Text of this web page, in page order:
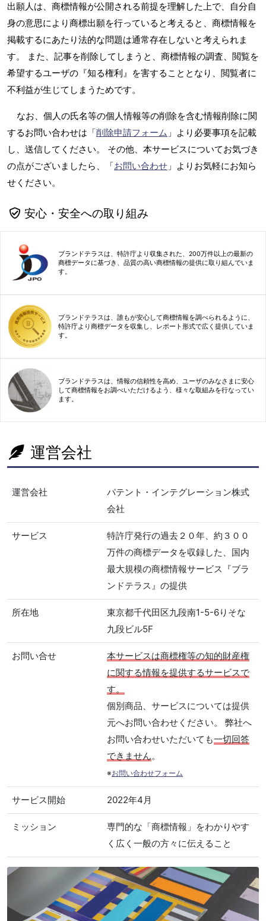
出願人は、商標情報が公開される前提を理解した上で、自分自
身の意思により商標出願を行っていると考えると、商標情報を
掲載するにあたり法的な問題は通常存在しないと考えられま
す。 また、記事を削除してしまうと、商標情報の調査、閲覧を
希望するユーザの『知る権利』を害することとなり、閲覧者に
不利益が生じてしまうためです。
なお、個人の氏名等の個人情報等の削除を含む情報削除に関
するお問い合わせは「削除申請フォーム 」より必要事項を記載
し、送信してください。 その他、本サービスについてお気づき
の点がございましたら、「お問い合わせ 」よりお気軽にお知ら
せください。
安心・安全への取り組み
ブランドテラスは、特許庁より収集された、200万件以上の最新の
商標データに基づき、品質の高い商標情報の提供に取り組んでいま
す。
ブランドテラスは、誰もが安心して商標情報を調べられるように、
特許庁より商標データを収集し、レポート形式で広く提供していま
す。
ブランドテラスは、情報の信頼性を高め、ユーザのみなさまに安心
して商標情報をお調べいただけるよう、様々な取組みを行なってい
ます。
運営会社
運営会社
パテント・インテグレーション株式
会社
サービス
特許庁発行の過去２０年、約３００
万件の商標データを収録した、国内
最大規模の商標情報サービス『ブラ
ンドテラス』の提供
所在地
東京都千代田区九段南1-5-6りそな
九段ビル5F
お問い合せ
本サービスは商標権等の知的財産権
に関する情報を提供するサービスで
す。
個別商品、サービスについては提供
元へお問い合わせください。 弊社へ
お問い合わせいただいても一切回答
できません。
※お問い合わせフォーム
サービス開始 2022年4月
ミッション
専門的な「商標情報」をわかりやす
く広く一般の方々に伝えること